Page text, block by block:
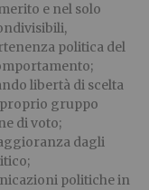
e nel solo
politica del
libertà di scelta
gruppo
di voto;
dagli
politiche in